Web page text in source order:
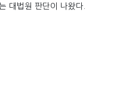
대법원 판단이 나왔다.